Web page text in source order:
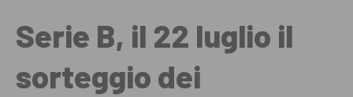
Serie B, il 22 luglio il
sorteggio dei